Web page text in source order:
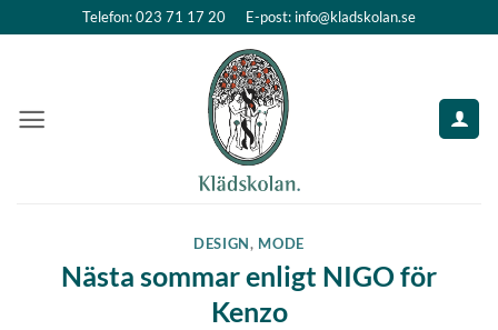
Telefon: 023 71 17 20 E-post: info@kladskolan.se
DESIGN , MODE
Nästa sommar enligt NIGO för
Kenzo